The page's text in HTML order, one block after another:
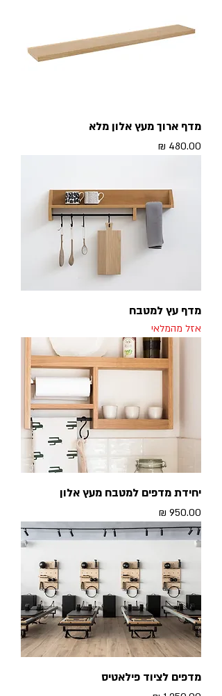
מדף ארוך מעץ אלון מלא
מחיר
מדף עץ למטבח
אזל מהמלאי
יחידת מדפים למטבח מעץ אלון
מחיר
מדפים לציוד פילאטיס